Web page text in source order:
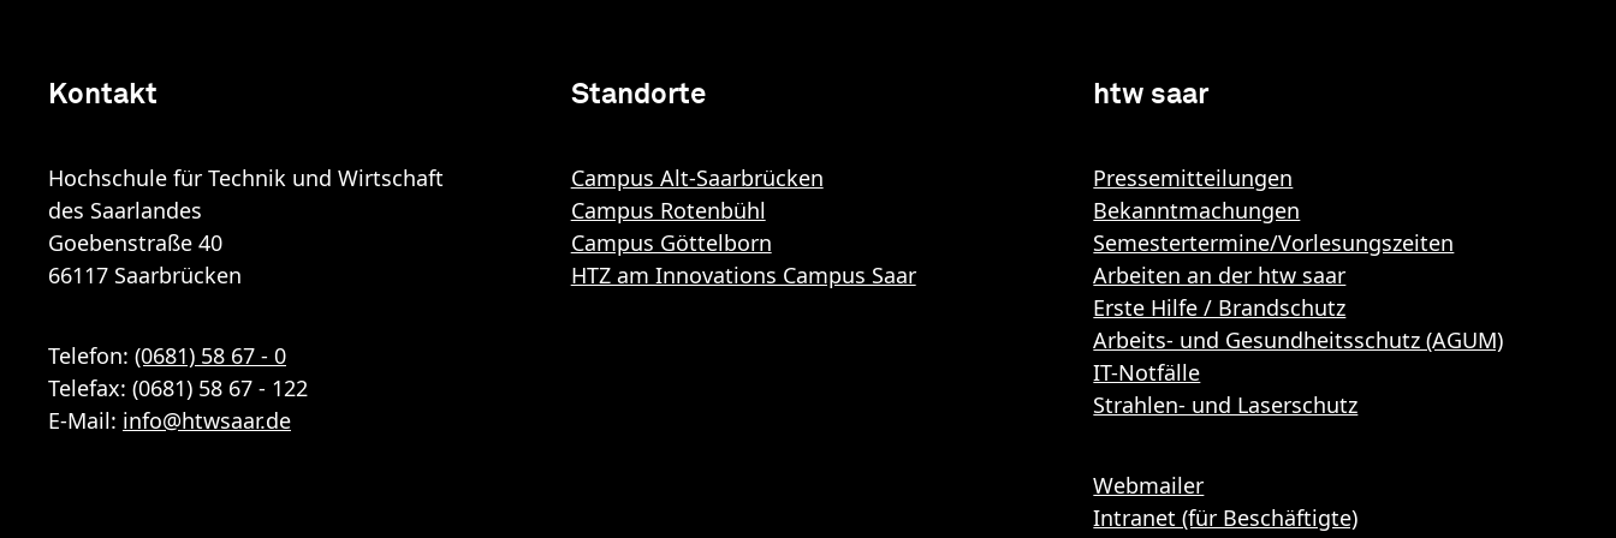
Kontakt
Hochschule für Technik und Wirtschaft
des Saarlandes
Goebenstraße 40
66117 Saarbrücken
Telefon: (0681) 58 67 - 0
Telefax: (0681) 58 67 - 122
E-Mail: info@htwsaar.de
Standorte
Campus Alt-Saarbrücken
Campus Rotenbühl
Campus Göttelborn
HTZ am Innovations Campus Saar
htw saar
Pressemitteilungen
Bekanntmachungen
Semestertermine/Vorlesungszeiten
Arbeiten an der htw saar
Erste Hilfe / Brandschutz
Arbeits- und Gesundheitsschutz (AGUM)
IT-Notfälle
Strahlen- und Laserschutz
Webmailer
Intranet (für Beschäftigte)